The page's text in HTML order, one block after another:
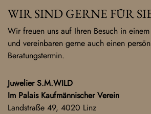
WIR SIND GERNE FÜR
Wir freuen uns auf Ihren Besuch in
und vereinbaren gerne auch einen
Beratungstermin.
Juwelier S.M.WILD
Im Palais Kaufmännischer Verein
Landstraße 49, 4020 Linz